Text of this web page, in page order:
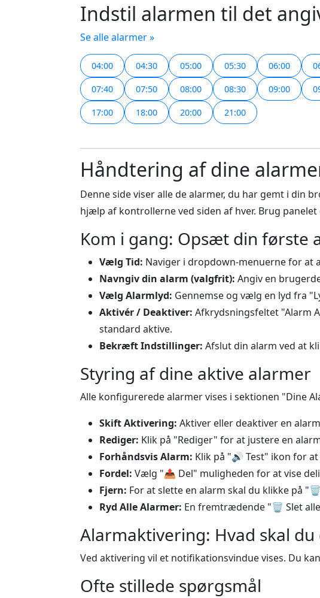
Indstil alarmen til det
Se alle alarmer »
04:00 04:30 05:00 05:30 06:00
07:40 07:50 08:00 08:30 09:00
17:00 18:00 20:00 21:00
Håndtering af dine
Denne side viser alle de alarmer, du har gemt i din
hjælp af kontrollerne ved siden af hver. Brug
Kom i gang: Opsæt din første
Vælg Tid: Naviger i dropdown-menuerne for at
Navngiv din alarm (valgfrit): Angiv en
Vælg Alarmlyd: Gennemse og vælg en lyd fra
Aktivér / Deaktiver: Afkrydsningsfeltet "Alarm
standard aktive.
Bekræft Indstillinger: Afslut din alarm ved at
Styring af dine aktive alarmer
Alle konfigurerede alarmer vises i sektionen "Dine
Skift Aktivering: Aktiver eller deaktiver en
Rediger: Klik på "Rediger" for at justere en
Forhåndsvis Alarm: Klik på "🔊 Test" ikon for
Fordel: Vælg "📤 Del" muligheden for at vise
Fjern: For at slette en alarm skal du klikke på "🗑️
Ryd Alle Alarmer: En fremtrædende "🗑️ Slet
Alarmaktivering: Hvad skal du
Ved aktivering vil et notifikationsvindue vises. Du
Ofte stillede spørgsmål